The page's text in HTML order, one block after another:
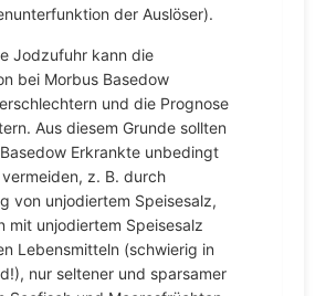
der Auslöser).
Jodzufuhr kann die
bei Morbus Basedow
und die Prognose
Aus diesem Grunde sollten
Erkrankte unbedingt
z. B. durch
von unjodiertem Speisesalz,
mit unjodiertem Speisesalz
Lebensmitteln (schwierig in
nur seltener und sparsamer